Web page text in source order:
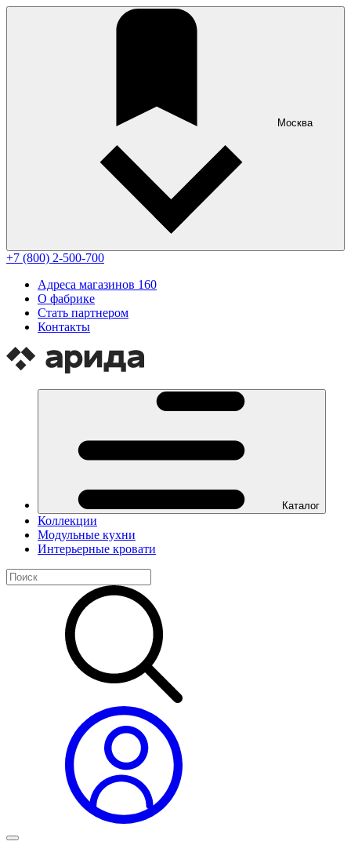
Москва
+7 (800) 2-500-700
Адреса магазинов 160
О фабрике
Стать партнером
Контакты
Каталог
Коллекции
Модульные кухни
Интерьерные кровати